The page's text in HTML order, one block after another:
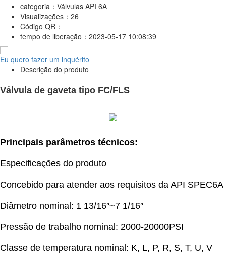
categoria： Válvulas API 6A
Visualizações： 26
Código QR：
tempo de liberação： 2023-05-17 10:08:39
Eu quero fazer um inquérito
Descrição do produto
Válvula de gaveta tipo FC/FLS
Principais parâmetros técnicos:
Especificações do produto
Concebido para atender aos requisitos da API SPEC6A
Diâmetro nominal: 1 13/16″~7 1/16″
Pressão de trabalho nominal: 2000-20000PSI
Classe de temperatura nominal: K, L, P, R, S, T, U, V